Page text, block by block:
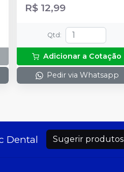
R$ 12,99
Qtd :
Adicionar a Cotação
Pedir via Whatsapp
Dental Sugerir produtos